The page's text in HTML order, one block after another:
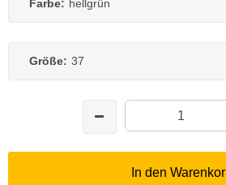
Farbe: hellgrün
Größe: 37
In den